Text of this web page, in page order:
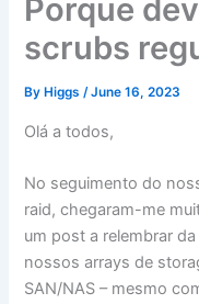
Porque
scrubs
By Higgs/June 16, 2023
Olá a todos,
No seguimento do
raid, chegaram-me
um post a relembrar
nossos arrays de
SAN/NAS – mesmo